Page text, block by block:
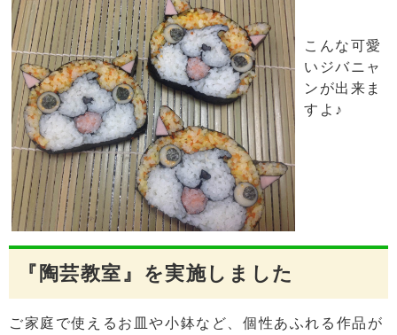
こんな可愛
いジバニャ
ンが出来ま
すよ♪
『陶芸教室』を実施しました
ご家庭で使えるお皿や小鉢など、個性あふれる作品が